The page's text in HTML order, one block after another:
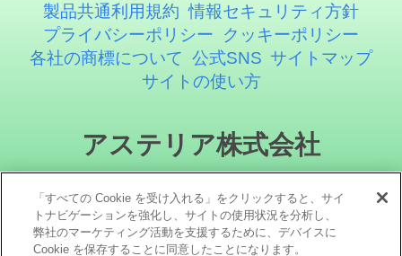
製品共通利用規約 情報セキュリティ方針
プライバシーポリシー
クッキーポリシー
各社の商標について 公式SNS サイトマップ
サイトの使い方
アステリア株式会社
「すべての Cookie を受け入れる」をクリックすると、サイ
トナビゲーションを強化し、サイトの使用状況を分析し、
弊社のマーケティング活動を支援するために、デバイスに
Cookie を保存することに同意したことになります。